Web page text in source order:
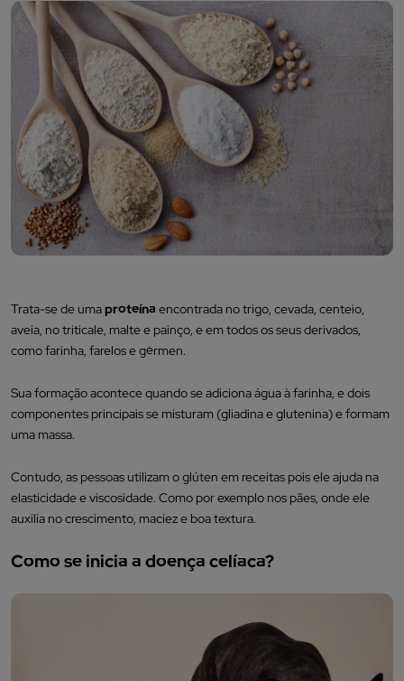
Trata-se de umaproteína encontrada no trigo, cevada, centeio,
aveia, no triticale, malte e painço, e em todos os seus derivados,
como farinha, farelos e gérmen.
Sua formação acontece quando se adiciona água à farinha, e dois
componentes principais se misturam (gliadina e glutenina) e formam
uma massa.
Contudo, as pessoas utilizam o glúten em receitas pois ele ajuda na
elasticidade e viscosidade. Como por exemplo nos pães, onde ele
auxilia no crescimento, maciez e boa textura.
Como se inicia a doença celíaca?